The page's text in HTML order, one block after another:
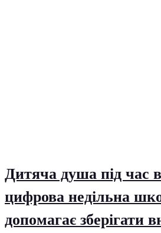
Дитяча душа під час
цифрова недільна
допомагає зберігати